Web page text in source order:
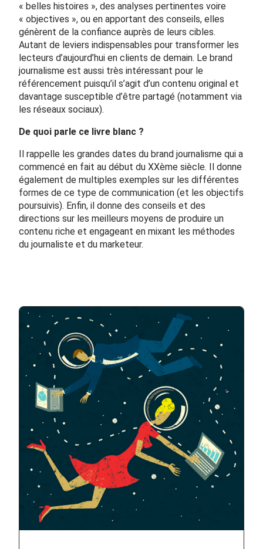
« belles histoires », des analyses pertinentes voire
« objectives », ou en apportant des conseils, elles
génèrent de la confiance auprès de leurs cibles.
Autant de leviers indispensables pour transformer les
lecteurs d’aujourd’hui en clients de demain. Le brand
journalisme est aussi très intéressant pour le
référencement puisqu’il s’agit d’un contenu original et
davantage susceptible d’être partagé (notamment via
les réseaux sociaux).
De quoi parle ce livre blanc ?
Il rappelle les grandes dates du brand journalisme qui a
commencé en fait au début du XXème siècle. Il donne
également de multiples exemples sur les différentes
formes de ce type de communication (et les objectifs
poursuivis). Enfin, il donne des conseils et des
directions sur les meilleurs moyens de produire un
contenu riche et engageant en mixant les méthodes
du journaliste et du marketeur.